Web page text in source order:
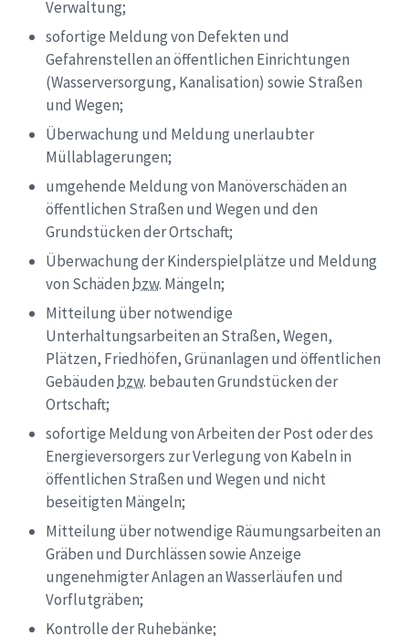
Verwaltung;
sofortige Meldung von Defekten und
Gefahrenstellen an öffentlichen Einrichtungen
(Wasserversorgung, Kanalisation) sowie Straßen
und Wegen;
Überwachung und Meldung unerlaubter
Müllablagerungen;
umgehende Meldung von Manöverschäden an
öffentlichen Straßen und Wegen und den
Grundstücken der Ortschaft;
Überwachung der Kinderspielplätze und Meldung
von Schäden bzw. Mängeln;
Mitteilung über notwendige
Unterhaltungsarbeiten an Straßen, Wegen,
Plätzen, Friedhöfen, Grünanlagen und öffentlichen
Gebäuden bzw. bebauten Grundstücken der
Ortschaft;
sofortige Meldung von Arbeiten der Post oder des
Energieversorgers zur Verlegung von Kabeln in
öffentlichen Straßen und Wegen und nicht
beseitigten Mängeln;
Mitteilung über notwendige Räumungsarbeiten an
Gräben und Durchlässen sowie Anzeige
ungenehmigter Anlagen an Wasserläufen und
Vorflutgräben;
Kontrolle der Ruhebänke;